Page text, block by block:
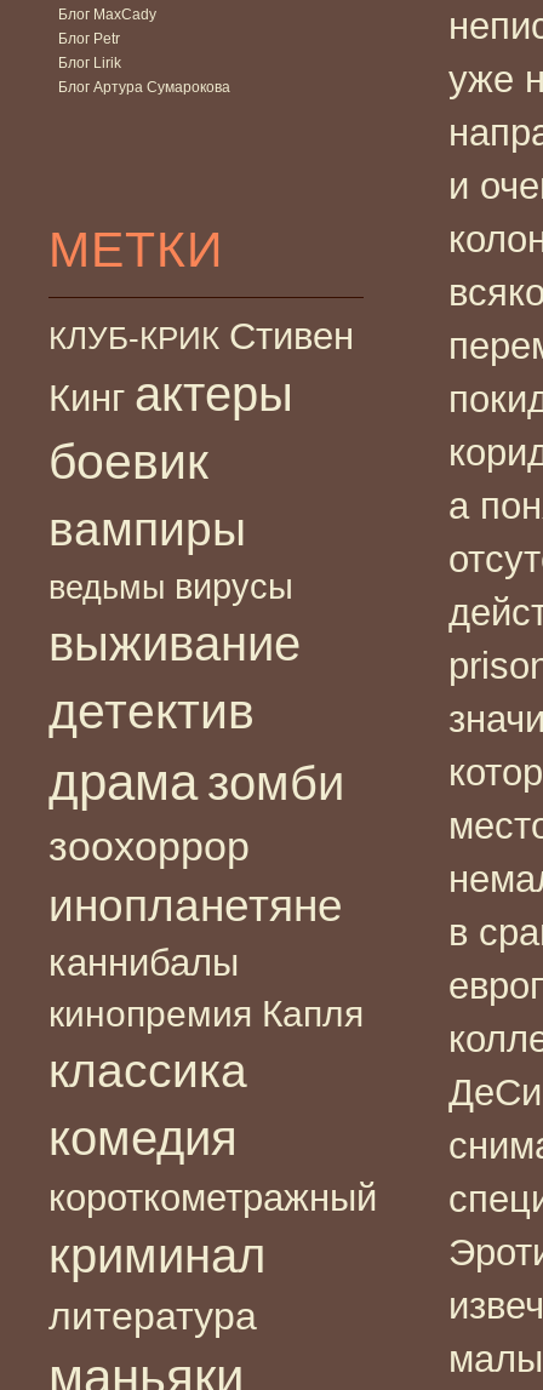
Блог MaxCady
Блог Petr
Блог Lirik
Блог Артура Сумарокова
МЕТКИ
КЛУБ-КРИК Стивен
Кинг актеры
боевик
вампиры
ведьмы вирусы
выживание
детектив
драма зомби
зоохоррор
инопланетяне
каннибалы
кинопремия Капля
классика
комедия
короткометражный
криминал
литература
маньяки
уже
и
а
в